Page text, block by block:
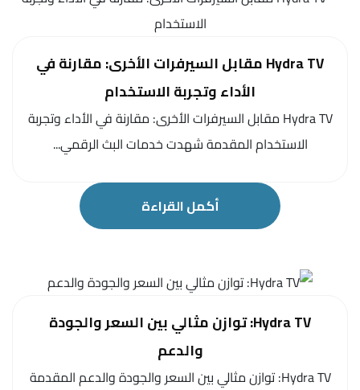
Hydra TV مقابل السيرفرات الأخرى: مقارنة في
الأداء وتجربة الاستخدام
Hydra TV مقابل السيرفرات الأخرى: مقارنة في الأداء وتجربة
الاستخدام المقدمة شهدت خدمات البث الرقمي...
أكمل القراءة
Hydra TV: توازن مثالي بين السعر والجودة
والدعم
Hydra TV: توازن مثالي بين السعر والجودة والدعم المقدمة